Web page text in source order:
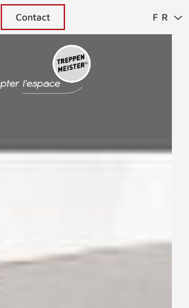
Contact FR